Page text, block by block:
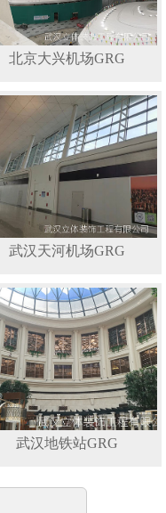
北京大兴机场GRG
武汉天河机场GRG
武汉地铁站GRG